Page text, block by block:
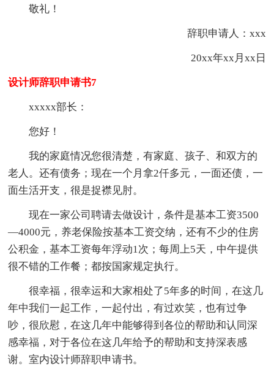
敬礼！
辞职申请人：xxx
20xx年xx月xx日
设计师辞职申请书7
xxxxx部长：
您好！
我的家庭情况您很清楚，有家庭、孩子、和双方的
老人。还有债务；现在一个月拿2仟多元，一面还债，一
面生活开支，很是捉襟见肘。
现在一家公司聘请去做设计，条件是基本工资3500
—4000元，养老保险按基本工资交纳，还有不少的住房
公积金，基本工资每年浮动1次；每周上5天，中午提供
很不错的工作餐；都按国家规定执行。
很幸福，很幸运和大家相处了5年多的时间，在这几
年中我们一起工作，一起付出，有过欢笑，也有过争
吵，很欣慰，在这几年中能够得到各位的帮助和认同深
感幸福，对于各位在这几年给予的帮助和支持深表感
谢。室内设计师辞职申请书。